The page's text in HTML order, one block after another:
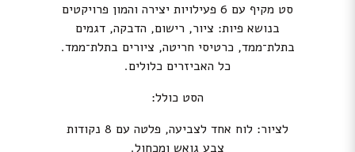
סט מקיף עם 6 פעילויות יצירה והמון פרויקטים
בנושא פיות: ציור, רישום, הדבקה, דגמים
בתלת־ממד, כרטיסי חריטה, ציורים בתלת־ממד.
כל האביזרים כלולים.
הסט כולל:
לציור: לוח אחד לצביעה, פלטה עם 8 נקודות
צבע גואש ומכחול.